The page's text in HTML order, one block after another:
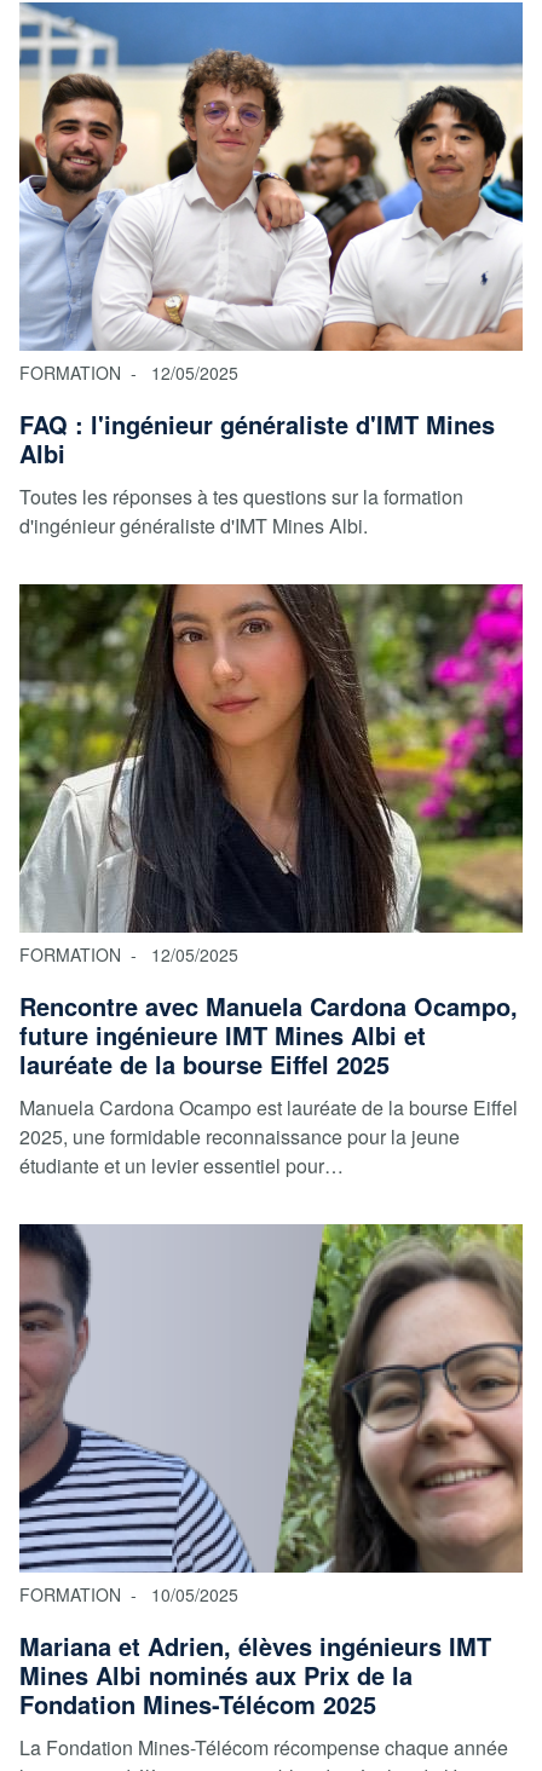
FORMATION 12/05/2025
FAQ : l'ingénieur généraliste d'IMT Mines
Albi
Toutes les réponses à tes questions sur la formation
d'ingénieur généraliste d'IMT Mines Albi.
FORMATION 12/05/2025
Rencontre avec Manuela Cardona Ocampo,
future ingénieure IMT Mines Albi et
lauréate de la bourse Eiffel 2025
Manuela Cardona Ocampo est lauréate de la bourse Eiffel
2025, une formidable reconnaissance pour la jeune
étudiante et un levier essentiel pour…
FORMATION 10/05/2025
Mariana et Adrien, élèves ingénieurs IMT
Mines Albi nominés aux Prix de la
Fondation Mines-Télécom 2025
La Fondation Mines-Télécom récompense chaque année